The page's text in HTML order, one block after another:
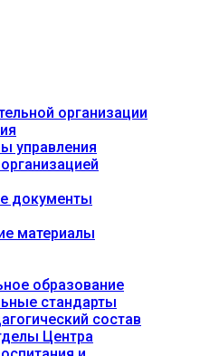
организации
управления
документы
материалы
образование
стандарты
состав
Центра